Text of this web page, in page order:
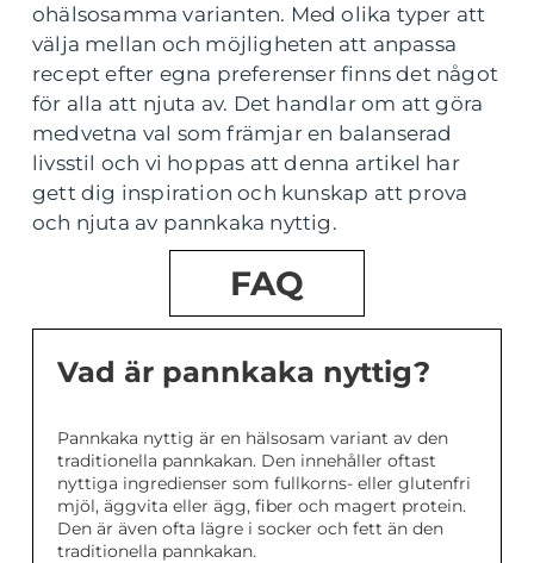
ohälsosamma varianten. Med olika typer att
välja mellan och möjligheten att anpassa
recept efter egna preferenser finns det något
för alla att njuta av. Det handlar om att göra
medvetna val som främjar en balanserad
livsstil och vi hoppas att denna artikel har
gett dig inspiration och kunskap att prova
och njuta av pannkaka nyttig.
FAQ
Vad är pannkaka nyttig?
Pannkaka nyttig är en hälsosam variant av den
traditionella pannkakan. Den innehåller oftast
nyttiga ingredienser som fullkorns- eller glutenfri
mjöl, äggvita eller ägg, fiber och magert protein.
Den är även ofta lägre i socker och fett än den
traditionella pannkakan.